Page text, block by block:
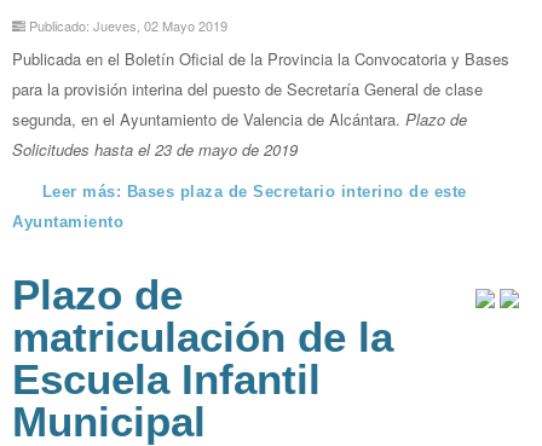
Publicado: Jueves, 02 Mayo 2019
Publicada en el Boletín Oficial de la Provincia la Convocatoria y Bases
para la provisión interina del puesto de Secretaría General de clase
segunda, en el Ayuntamiento de Valencia de Alcántara. Plazo de
Solicitudes hasta el 23 de mayo de 2019
Leer más: Bases plaza de Secretario interino de este
Ayuntamiento
Plazo de
matriculación de la
Escuela Infantil
Municipal